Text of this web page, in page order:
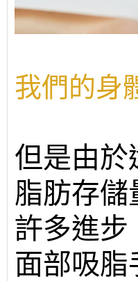
我們的身
但是由於
脂肪存儲
許多進步
面部吸脂